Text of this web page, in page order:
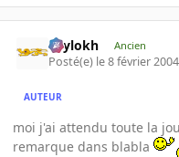
Psylokh Ancien
Posté(e) le 8 février 2004
AUTEUR
moi j'ai attendu toute la
remarque dans blabla